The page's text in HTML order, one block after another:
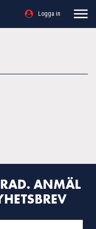
Logga in
ANMÄL